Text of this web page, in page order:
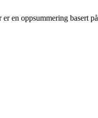
en oppsummering basert